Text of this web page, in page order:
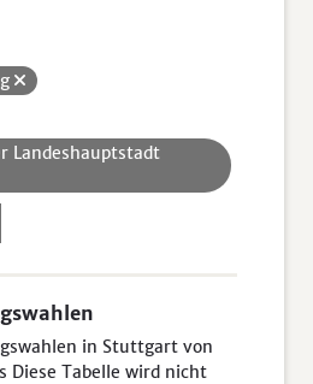
Landeshauptstadt
in Stuttgart von
Diese Tabelle wird nicht